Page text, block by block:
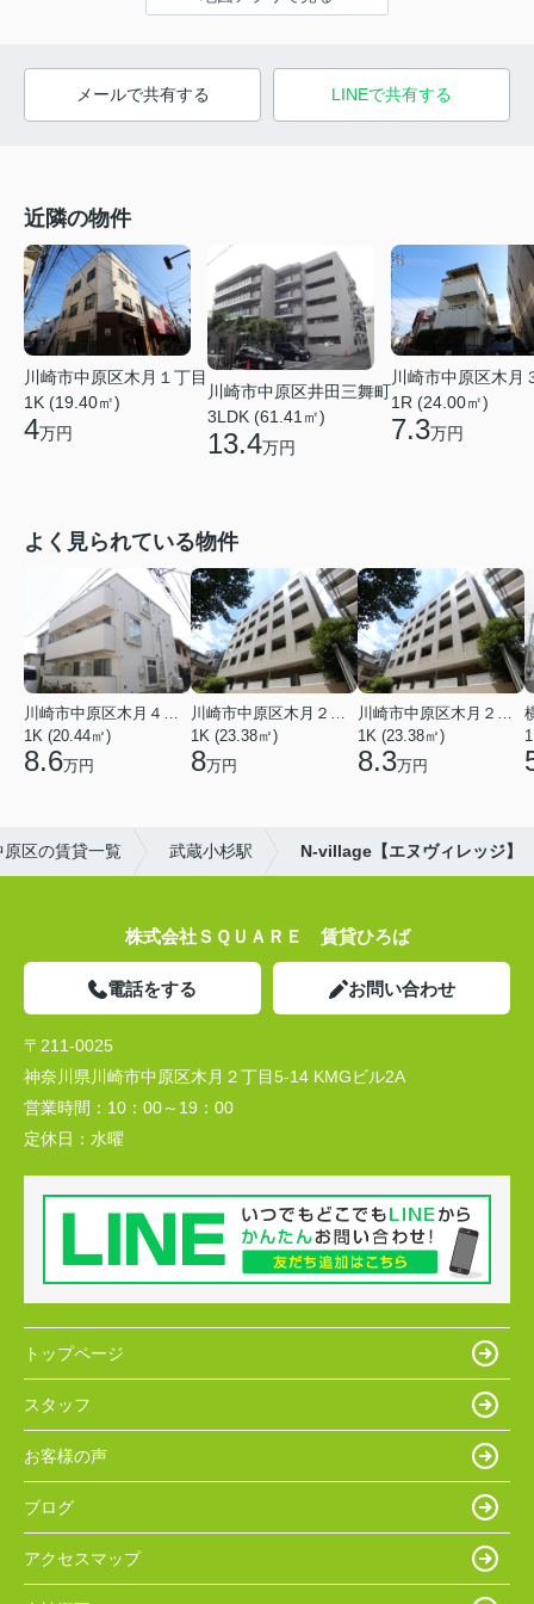
メールで共有する LINEで共有する
近隣の物件
川崎市中原区木月１丁目
1K (19.40㎡)
4万円
川崎市中原区井田三舞町
3LDK (61.41㎡)
13.4万円
川崎市中原区木月
1R (24.00㎡)
7.3万円
よく見られている物件
川崎市中原区木月４丁目
1K (20.44㎡)
8.6万円
川崎市中原区木月２丁目
1K (23.38㎡)
8万円
川崎市中原区木月２丁目
1K (23.38㎡)
8.3万円
原区の賃貸一覧 武蔵小杉駅 N-village【エヌヴィレッジ】
株式会社ＳＱＵＡＲＥ 賃貸ひろば
電話をする お問い合わせ
〒211-0025
神奈川県川崎市中原区木月２丁目5-14 KMGビル2A
営業時間： 10：00～19：00
定休日： 水曜
トップページ
スタッフ
お客様の声
ブログ
アクセスマップ